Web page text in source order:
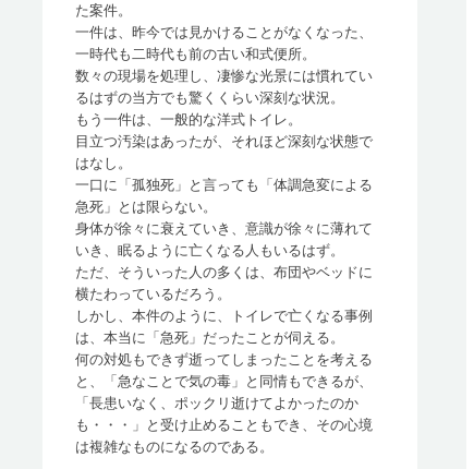
た案件。
一件は、昨今では見かけることがなくなった、
一時代も二時代も前の古い和式便所。
数々の現場を処理し、凄惨な光景には慣れてい
るはずの当方でも驚くくらい深刻な状況。
もう一件は、一般的な洋式トイレ。
目立つ汚染はあったが、それほど深刻な状態で
はなし。
一口に「孤独死」と言っても「体調急変による
急死」とは限らない。
身体が徐々に衰えていき、意識が徐々に薄れて
いき、眠るように亡くなる人もいるはず。
ただ、そういった人の多くは、布団やベッドに
横たわっているだろう。
しかし、本件のように、トイレで亡くなる事例
は、本当に「急死」だったことが伺える。
何の対処もできず逝ってしまったことを考える
と、「急なことで気の毒」と同情もできるが、
「長患いなく、ポックリ逝けてよかったのか
も・・・」と受け止めることもでき、その心境
は複雑なものになるのである。